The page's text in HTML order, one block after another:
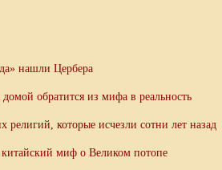
нашли Цербера
обратится из мифа в реальность
религий, которые исчезли сотни лет назад
миф о Великом потопе